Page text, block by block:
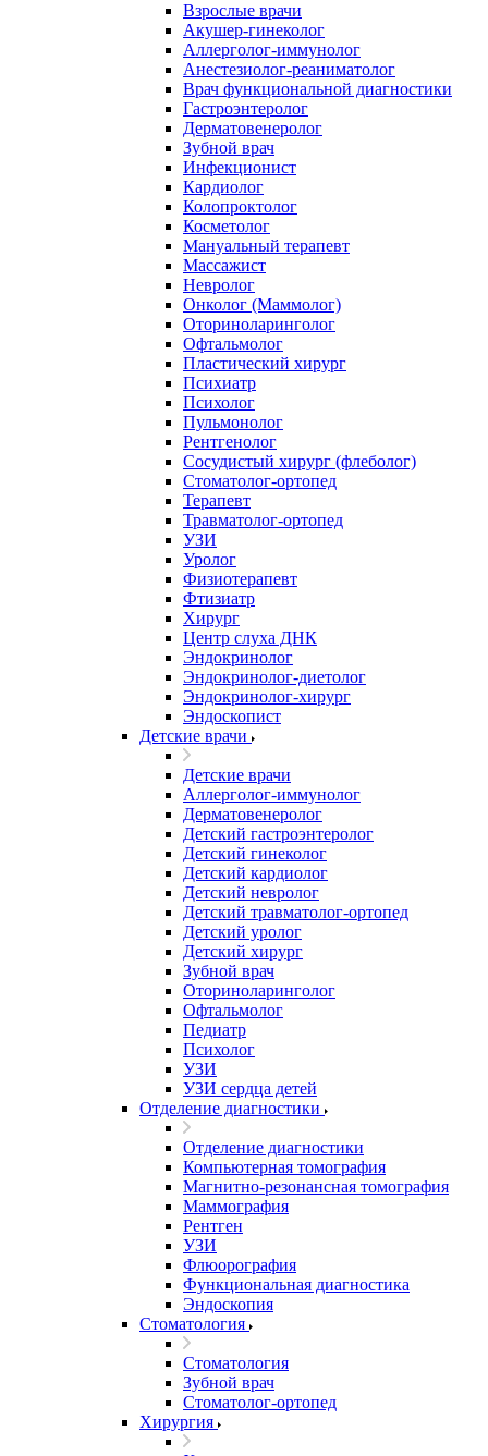
Взрослые врачи
Акушер-гинеколог
Аллерголог-иммунолог
Анестезиолог-реаниматолог
Врач функциональной диагностики
Гастроэнтеролог
Дерматовенеролог
Зубной врач
Инфекционист
Кардиолог
Колопроктолог
Косметолог
Мануальный терапевт
Массажист
Невролог
Онколог (Маммолог)
Оториноларинголог
Офтальмолог
Пластический хирург
Психиатр
Психолог
Пульмонолог
Рентгенолог
Сосудистый хирург (флеболог)
Стоматолог-ортопед
Терапевт
Травматолог-ортопед
УЗИ
Уролог
Физиотерапевт
Фтизиатр
Хирург
Центр слуха ДНК
Эндокринолог
Эндокринолог-диетолог
Эндокринолог-хирург
Эндоскопист
Детские врачи
Детские врачи
Аллерголог-иммунолог
Дерматовенеролог
Детский гастроэнтеролог
Детский гинеколог
Детский кардиолог
Детский невролог
Детский травматолог-ортопед
Детский уролог
Детский хирург
Зубной врач
Оториноларинголог
Офтальмолог
Педиатр
Психолог
УЗИ
УЗИ сердца детей
Отделение диагностики
Отделение диагностики
Компьютерная томография
Магнитно-резонансная томография
Маммография
Рентген
УЗИ
Флюорография
Функциональная диагностика
Эндоскопия
Стоматология
Стоматология
Зубной врач
Стоматолог-ортопед
Хирургия